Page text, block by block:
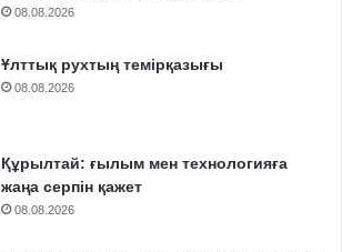
08.08.2026
Ұлттық рухтың темірқазығы
08.08.2026
Құрылтай: ғылым мен технологияға
жаңа серпін қажет
08.08.2026